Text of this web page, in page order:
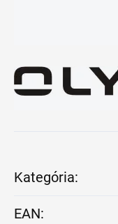
Kategória:
EAN: